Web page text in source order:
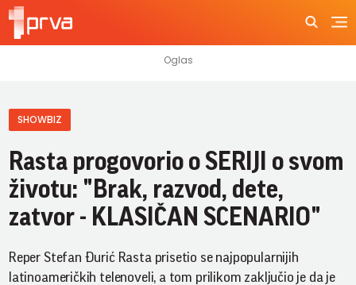
SHOWBIZ
Rasta progovorio o SERIJI o svom
životu: "Brak, razvod, dete,
zatvor - KLASIČAN SCENARIO"
Reper Stefan Đurić Rasta prisetio se najpopularnijih
latinoameričkih telenoveli, a tom prilikom zaključio je da je